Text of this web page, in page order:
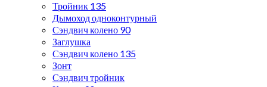
Тройник 135
Дымоход одноконтурный
Сэндвич колено 90
Заглушка
Сэндвич колено 135
Зонт
Сэндвич тройник